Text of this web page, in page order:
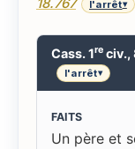
18.767
l'arrêt▾
Cass. 1re civ.,
l'arrêt▾
FAITS
Un père et